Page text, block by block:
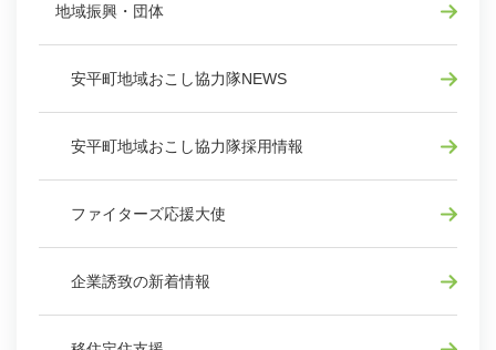
地域振興・団体
安平町地域おこし協力隊NEWS
安平町地域おこし協力隊採用情報
ファイターズ応援大使
企業誘致の新着情報